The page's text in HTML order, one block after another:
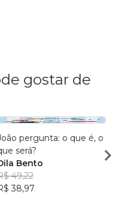
gostar de
pergunta: o que é, o
será?
Bento
49,22
38,97
-
Entre